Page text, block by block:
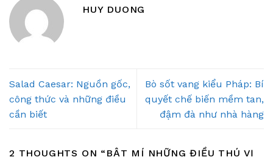
HUY DUONG
Salad Caesar: Nguồn gốc,
công thức và những điều
cần biết
Bò sốt vang kiểu Pháp: Bí
quyết chế biến mềm tan,
đậm đà như nhà hàng
2 THOUGHTS ON “ BẬT MÍ NHỮNG ĐIỀU THÚ VỊ